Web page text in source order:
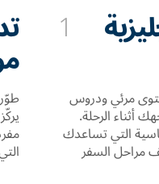
1
مرئي ودروس
أثناء الرحلة.
التي تساعدك
مراحل السفر